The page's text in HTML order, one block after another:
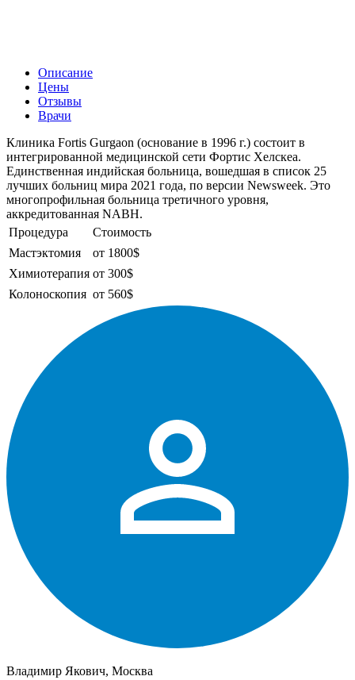
Описание
Цены
Отзывы
Врачи
Клиника Fortis Gurgaon (основание в 1996 г.) состоит в
интегрированной медицинской сети Фортис Хелскеа.
Единственная индийская больница, вошедшая в список 25
лучших больниц мира 2021 года, по версии Newsweek. Это
многопрофильная больница третичного уровня,
аккредитованная NABH.
Процедура
Стоимость
Мастэктомия
от 1800$
Химиотерапия от 300$
Колоноскопия от 560$
Владимир Якович, Москва